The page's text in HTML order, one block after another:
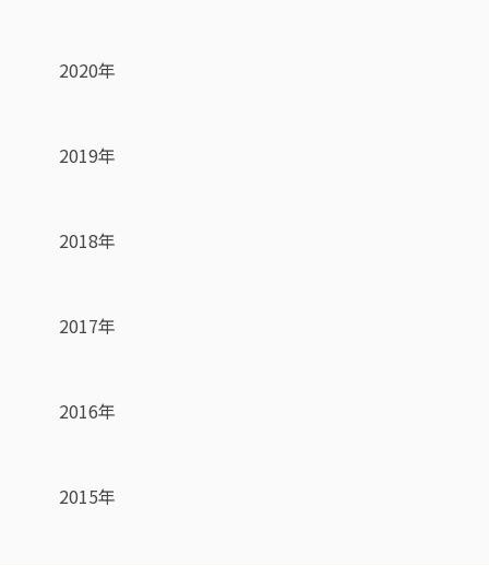
2020年
2019年
2018年
2017年
2016年
2015年